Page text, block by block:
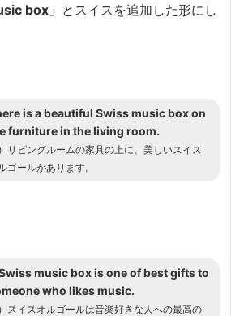
box」 とスイスを追加した形にし
is a beautiful Swiss music box on
furniture in the living room.
リビングルームの家具の上に、美しいスイス
ゴールがあります。
music box is one of best gifts to
who likes music.
スイスオルゴールは音楽好きな人への最高の